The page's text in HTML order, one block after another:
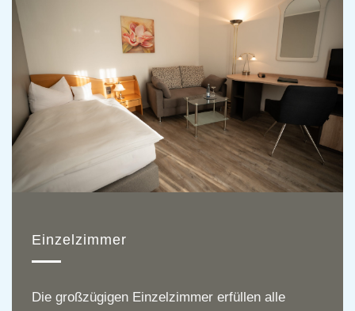
Einzelzimmer
Die großzügigen Einzelzimmer erfüllen alle